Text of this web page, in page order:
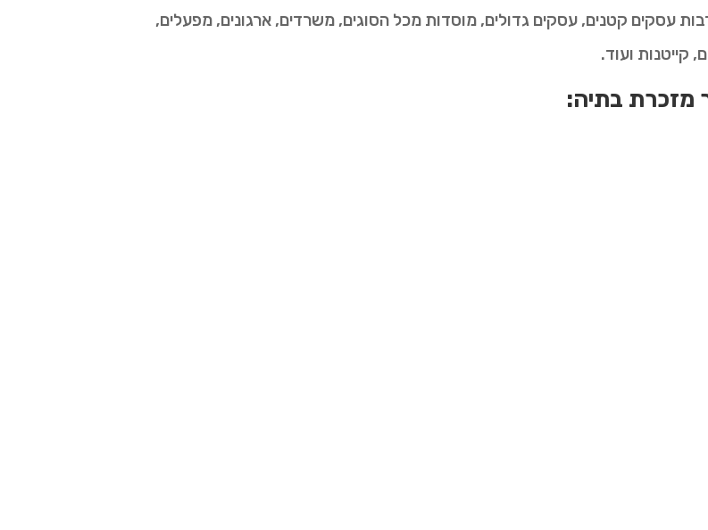
עסקים קטנים, עסקים גדולים, מוסדות מכל הסוגים, משרדים, ארגונים, מפעלים,
קייטנות ועוד.
מזכרת בתיה: